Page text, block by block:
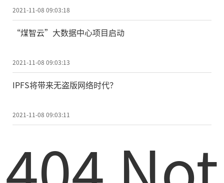
2021-11-08 09:03:18
“煤智云”大数据中心项目启动
2021-11-08 09:03:13
IPFS将带来无盗版网络时代？
2021-11-08 09:03:11